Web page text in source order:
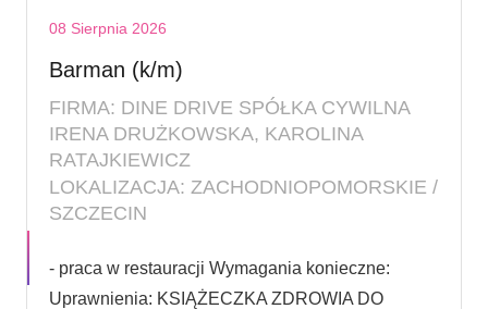
08 Sierpnia 2026
Barman (k/m)
FIRMA: DINE DRIVE SPÓŁKA CYWILNA
IRENA DRUŻKOWSKA, KAROLINA
RATAJKIEWICZ
LOKALIZACJA: ZACHODNIOPOMORSKIE /
SZCZECIN
- praca w restauracji Wymagania konieczne:
Uprawnienia: KSIĄŻECZKA ZDROWIA DO